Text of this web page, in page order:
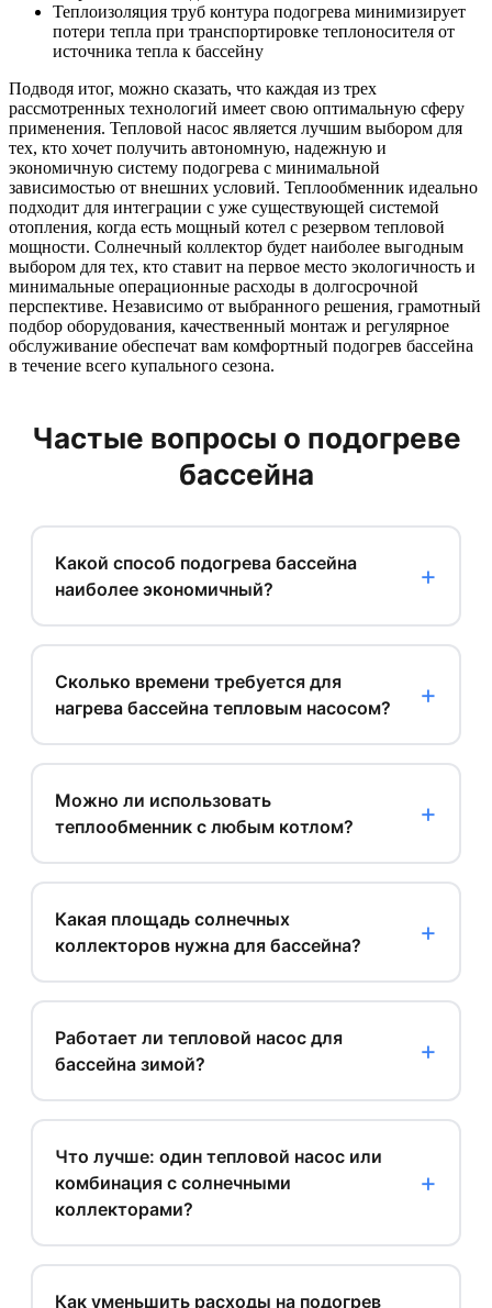
Теплоизоляция труб контура подогрева минимизирует
потери тепла при транспортировке теплоносителя от
источника тепла к бассейну
Подводя итог, можно сказать, что каждая из трех
рассмотренных технологий имеет свою оптимальную сферу
применения. Тепловой насос является лучшим выбором для
тех, кто хочет получить автономную, надежную и
экономичную систему подогрева с минимальной
зависимостью от внешних условий. Теплообменник идеально
подходит для интеграции с уже существующей системой
отопления, когда есть мощный котел с резервом тепловой
мощности. Солнечный коллектор будет наиболее выгодным
выбором для тех, кто ставит на первое место экологичность и
минимальные операционные расходы в долгосрочной
перспективе. Независимо от выбранного решения, грамотный
подбор оборудования, качественный монтаж и регулярное
обслуживание обеспечат вам комфортный подогрев бассейна
в течение всего купального сезона.
Частые вопросы о подогреве
бассейна
Какой способ подогрева бассейна
наиболее экономичный?
Сколько времени требуется для
нагрева бассейна тепловым насосом?
Можно ли использовать
теплообменник с любым котлом?
Какая площадь солнечных
коллекторов нужна для бассейна?
Работает ли тепловой насос для
бассейна зимой?
Что лучше: один тепловой насос или
комбинация с солнечными
коллекторами?
Как уменьшить расходы на подогрев